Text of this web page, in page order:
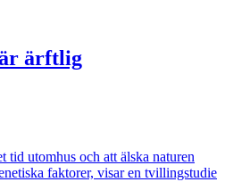
ärftlig
utomhus och att älska naturen
faktorer, visar en tvillingstudie